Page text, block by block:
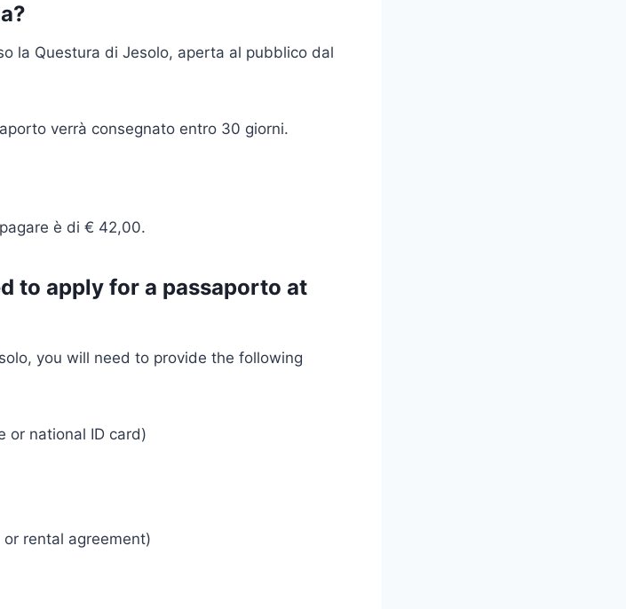
la Questura di Jesolo, aperta al pubblico dal
verrà consegnato entro 30 giorni.
è di € 42,00.
to apply for a passaporto at
you will need to provide the following
or national ID card)
rental agreement)